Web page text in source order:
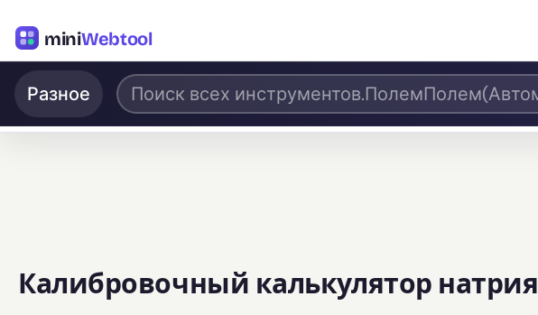
miniWebtool
Разное
Калибровочный калькулятор натрия